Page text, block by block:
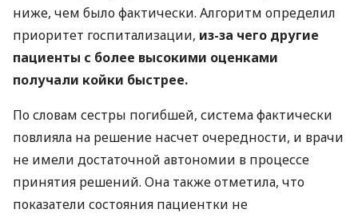
ниже, чем было фактически. Алгоритм определил
приоритет госпитализации, из-за чего другие
пациенты с более высокими оценками
получали койки быстрее.
По словам сестры погибшей, система фактически
повлияла на решение насчет очередности, и врачи
не имели достаточной автономии в процессе
принятия решений. Она также отметила, что
показатели состояния пациентки не